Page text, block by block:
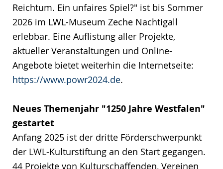
Reichtum. Ein unfaires Spiel?" ist bis Sommer
2026 im LWL-Museum Zeche Nachtigall
erlebbar. Eine Auflistung aller Projekte,
aktueller Veranstaltungen und Online-
Angebote bietet weiterhin die Internetseite:
https://www.powr2024.de.
Neues Themenjahr "1250 Jahre Westfalen"
gestartet
Anfang 2025 ist der dritte Förderschwerpunkt
der LWL-Kulturstiftung an den Start gegangen.
44 Projekte von Kulturschaffenden, Vereinen